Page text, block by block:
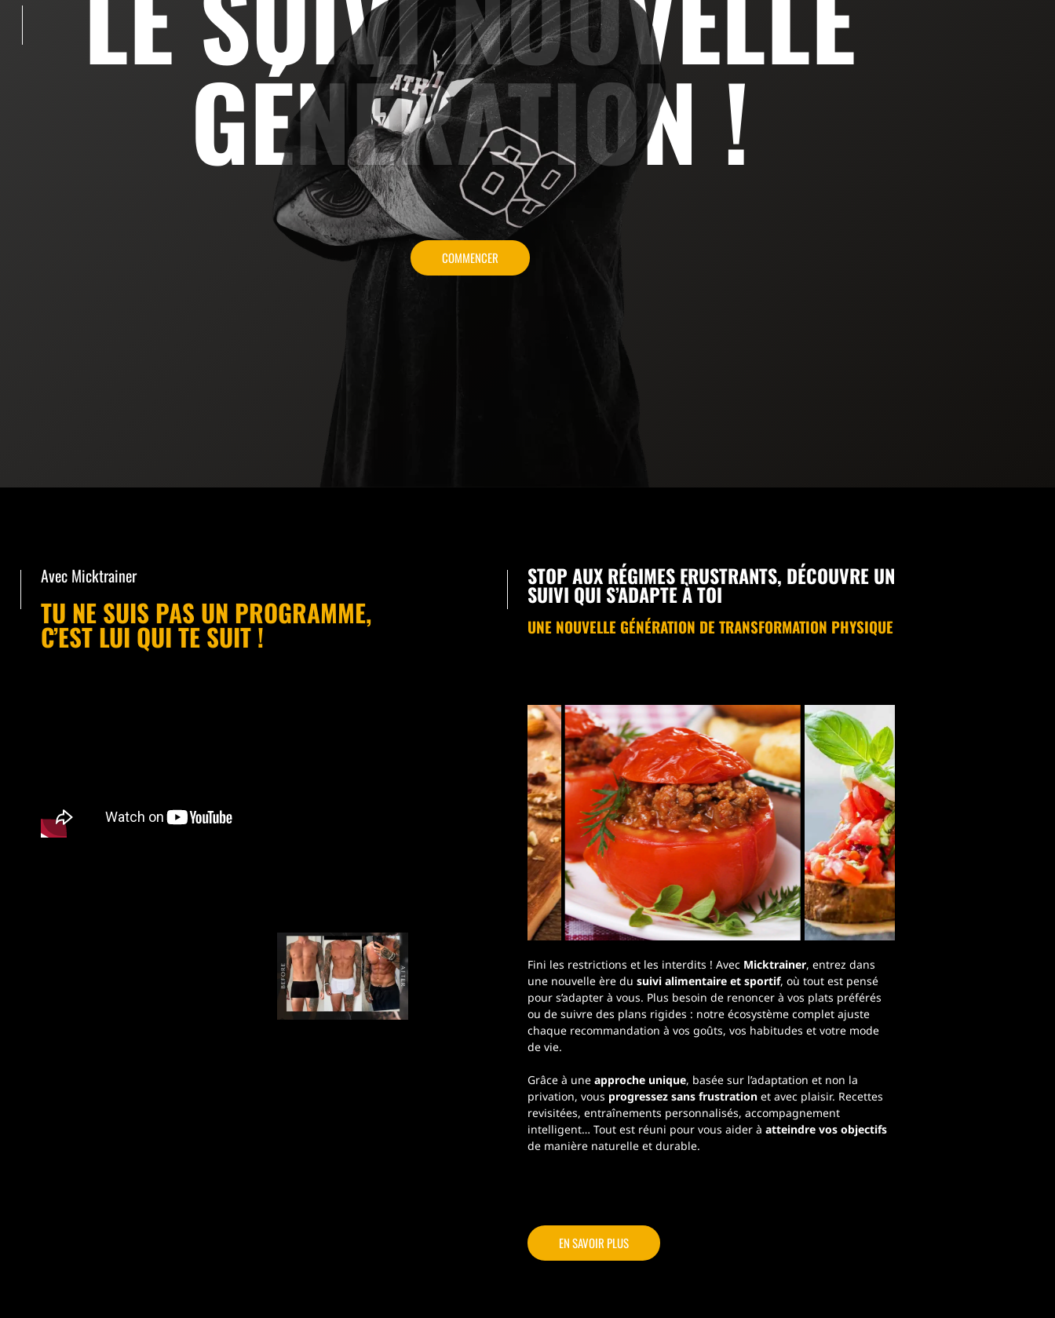
GÉNÉRATION !
COMMENCER
Avec Micktrainer
TU NE SUIS PAS UN PROGRAMME,
C’EST LUI QUI TE SUIT !
STOP AUX RÉGIMES FRUSTRANTS, DÉCOUVRE UN
SUIVI QUI S’ADAPTE À TOI
UNE NOUVELLE GÉNÉRATION DE TRANSFORMATION PHYSIQUE
Fini les restrictions et les interdits ! Avec Micktrainer, entrez dans
une nouvelle ère du suivi alimentaire et sportif, où tout est pensé
pour s’adapter à vous. Plus besoin de renoncer à vos plats préférés
ou de suivre des plans rigides : notre écosystème complet ajuste
chaque recommandation à vos goûts, vos habitudes et votre mode
de vie.
Grâce à une approche unique, basée sur l’adaptation et non la
privation, vous progressez sans frustration et avec plaisir. Recettes
revisitées, entraînements personnalisés, accompagnement
intelligent… Tout est réuni pour vous aider à atteindre vos objectifs
de manière naturelle et durable.
EN SAVOIR PLUS